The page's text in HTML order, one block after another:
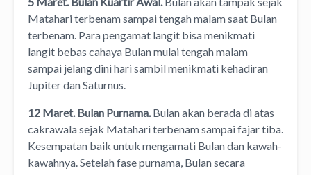
Matahari terbenam sampai tengah malam saat Bulan
terbenam. Para pengamat langit bisa menikmati
langit bebas cahaya Bulan mulai tengah malam
sampai jelang dini hari sambil menikmati kehadiran
Jupiter dan Saturnus.
12 Maret. Bulan Purnama.Bulan akan berada di atas
cakrawala sejak Matahari terbenam sampai fajar tiba.
Kesempatan baik untuk mengamati Bulan dan kawah-
kawahnya. Setelah fase purnama, Bulan secara